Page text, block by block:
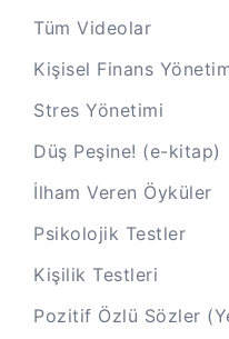
Tüm Videolar
Kişisel Finans
Stres Yönetimi
Düş Peşine! (e-kitap)
İlham Veren Öyküler
Psikolojik Testler
Kişilik Testleri
Pozitif Özlü Sözler